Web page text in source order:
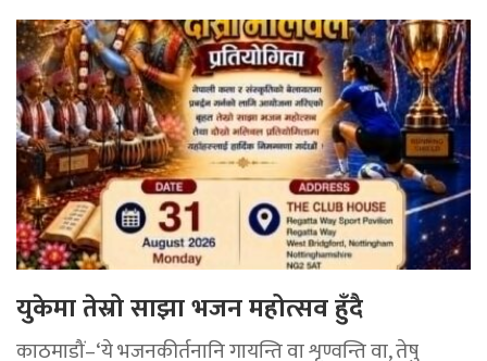
युकेमा तेस्रो साझा भजन महोत्सव हुँदै
काठमाडौं–‘ये भजनकीर्तनानि गायन्ति वा शृण्वन्ति वा, तेषु